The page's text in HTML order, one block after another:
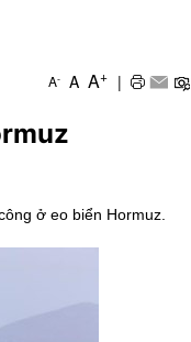
Giảm nghèo
A- A A+ |
ở eo biển Hormuz.